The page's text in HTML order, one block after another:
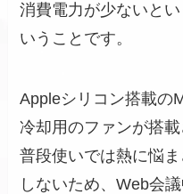
消費電力が少ないと
いうことです。
Appleシリコン搭載の
冷却用のファンが搭
普段使いでは熱に悩
しないため、Web会